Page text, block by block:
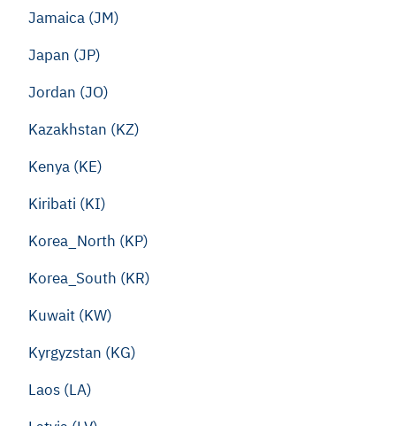
Jamaica (JM)
Japan (JP)
Jordan (JO)
Kazakhstan (KZ)
Kenya (KE)
Kiribati (KI)
Korea_North (KP)
Korea_South (KR)
Kuwait (KW)
Kyrgyzstan (KG)
Laos (LA)